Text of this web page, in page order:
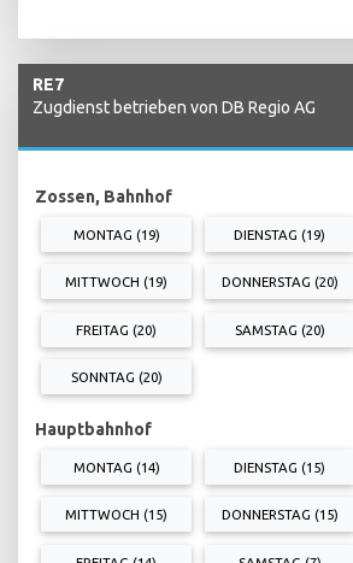
RE7
Zugdienst betrieben von DB Regio AG
Zossen, Bahnhof
MONTAG (19) DIENSTAG (19)
MITTWOCH (19) DONNERSTAG (20)
FREITAG (20) SAMSTAG (20)
SONNTAG (20)
Hauptbahnhof
MONTAG (14) DIENSTAG (15)
MITTWOCH (15) DONNERSTAG (15)